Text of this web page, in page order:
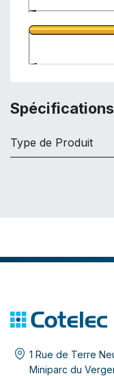
Type de Produit
1 Rue de Terre
Miniparc du